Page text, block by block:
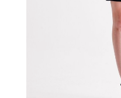
Mont &